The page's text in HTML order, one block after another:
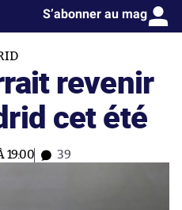
S’abonner au mag
revenir
cet été
19:00 39